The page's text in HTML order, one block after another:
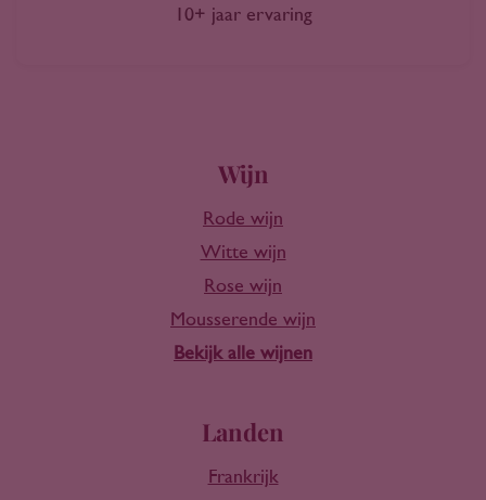
10+ jaar ervaring
Wijn
Rode wijn
Witte wijn
Rose wijn
Mousserende wijn
Bekijk alle wijnen
Landen
Frankrijk